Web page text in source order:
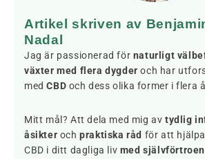
Artikel skriven av
Nadal
Jag är passionerad för naturligt
växter med flera dygder och har
medCBD och dess olika former i flera
Mitt mål? Att dela med mig av tydlig
åsikter ochpraktiska råd för att
CBD i ditt dagliga liv med